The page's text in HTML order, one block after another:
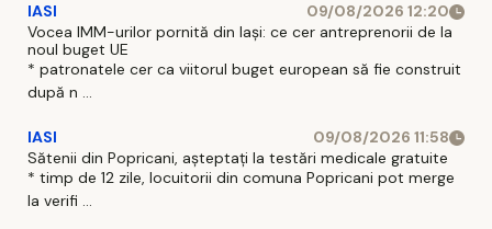
IASI
09/08/2026 12:20
Vocea IMM-urilor pornită din Iași: ce cer antreprenorii de la
noul buget UE
* patronatele cer ca viitorul buget european să fie construit
după n ...
IASI
09/08/2026 11:58
Sătenii din Popricani, așteptați la testări medicale gratuite
* timp de 12 zile, locuitorii din comuna Popricani pot merge
la verifi ...